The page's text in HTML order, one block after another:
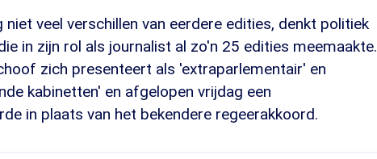
niet veel verschillen van eerdere edities, denkt politiek
in zijn rol als journalist al zo'n 25 edities meemaakte.
zich presenteert als 'extraparlementair' en
kabinetten' en afgelopen vrijdag een
in plaats van het bekendere regeerakkoord.